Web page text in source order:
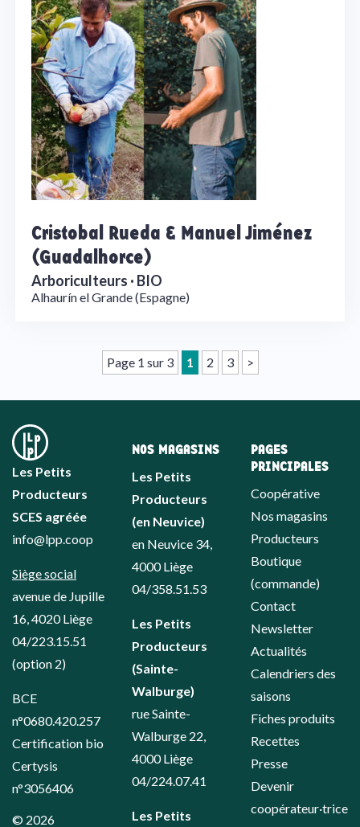
Cristobal Rueda & Manuel Jiménez
(Guadalhorce)
Arboriculteurs · BIO
Alhaurín el Grande (Espagne)
Page 1 sur 3 1 2 3 >
Les Petits
Producteurs
SCES agréée
info@lpp.coop
Siège social
avenue de Jupille
16, 4020 Liège
04/223.15.51
(option 2)
BCE
n°0680.420.257
Certification bio
Certysis
n°3056406
© 2026
NOS MAGASINS
Les Petits
Producteurs
(en Neuvice)
en Neuvice 34,
4000 Liège
04/358.51.53
Les Petits
Producteurs
(Sainte-
Walburge)
rue Sainte-
Walburge 22,
4000 Liège
04/224.07.41
Les Petits
PAGES
PRINCIPALES
Coopérative
Nos magasins
Producteurs
Boutique
(commande)
Contact
Newsletter
Actualités
Calendriers des
saisons
Fiches produits
Recettes
Presse
Devenir
coopérateur·trice